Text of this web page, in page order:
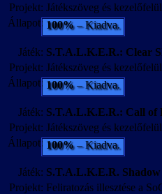
Projekt: Játékszöveg és
Állapot: 100%– Kiadva.
Játék: S.T.A.L.K.E.R.: Clear
Projekt: Játékszöveg és
Állapot: 100%– Kiadva.
Játék: S.T.A.L.K.E.R.: Call of
Projekt: Játékszöveg és
Állapot: 100%– Kiadva.
Játék: S.T.A.L.K.E.R.
Projekt: Feliratozás illesztése a